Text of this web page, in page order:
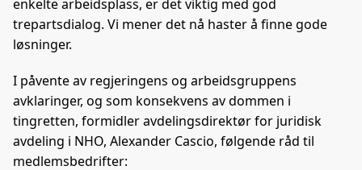
enkelte arbeidsplass, er det viktig med god
trepartsdialog. Vi mener det nå haster å finne gode
løsninger.
I påvente av regjeringens og arbeidsgruppens
avklaringer, og som konsekvens av dommen i
tingretten, formidler avdelingsdirektør for juridisk
avdeling i NHO, Alexander Cascio, følgende råd til
medlemsbedrifter: